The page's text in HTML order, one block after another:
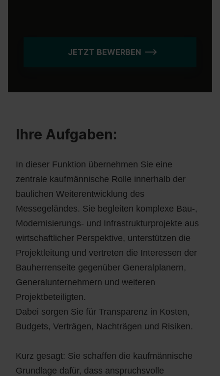
Ihre Aufgaben:
In dieser Funktion übernehmen Sie eine
zentrale kaufmännische Rolle innerhalb der
baulichen Weiterentwicklung des
Messegeländes. Sie begleiten komplexe Bau-,
Modernisierungs- und Infrastrukturprojekte aus
wirtschaftlicher Perspektive, unterstützen die
Projektleitung und vertreten die Interessen der
Bauherrenseite gegenüber Generalplanern,
Generalunternehmern und weiteren
Projektbeteiligten.
Dabei sorgen Sie für Transparenz in Kosten,
Budgets, Verträgen, Nachträgen und Risiken.
Kurz gesagt: Sie schaffen die kaufmännische
Grundlage dafür, dass anspruchsvolle
JETZT BEWERBEN